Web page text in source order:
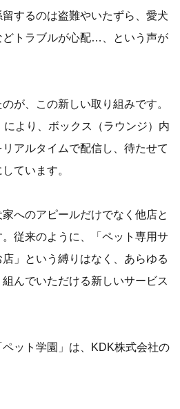
するのは盗難やいたずら、愛犬
どトラブルが心配…、という声が
が、この新しい取り組みです。
により、ボックス（ラウンジ）内
アルタイムで配信し、待たせて
ています。
へのアピールだけでなく他店と
従来のように、「ペット専用サ
」という縛りはなく、あらゆる
んでいただける新しいサービス
ット学園」は、KDK株式会社の